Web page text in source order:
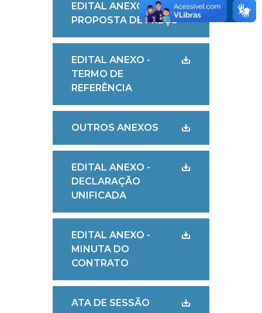
EDITAL ANEXO -
PROPOSTA DE PREÇO
EDITAL ANEXO -
TERMO DE
REFERÊNCIA
OUTROS ANEXOS
EDITAL ANEXO -
DECLARAÇÃO
UNIFICADA
EDITAL ANEXO -
MINUTA DO
CONTRATO
ATA DE SESSÃO